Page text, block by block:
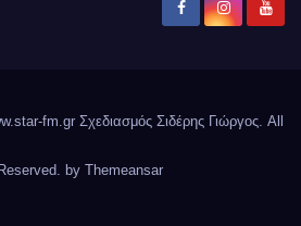
fm.gr Σχεδιασμός Σιδέρης Γιώργος. All
by Themeansar